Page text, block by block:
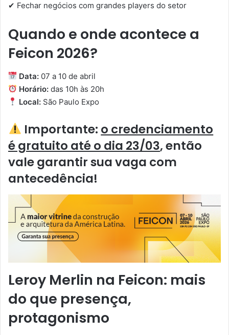
✔ Fechar negócios com grandes players do setor
Quando e onde acontece a
Feicon 2026?
Data: 07 a 10 de abril
Horário: das 10h às 20h
Local: São Paulo Expo
Importante: o credenciamento
é gratuito até o dia 23/03, então
vale garantir sua vaga com
antecedência!
Leroy Merlin na Feicon: mais
do que presença,
protagonismo